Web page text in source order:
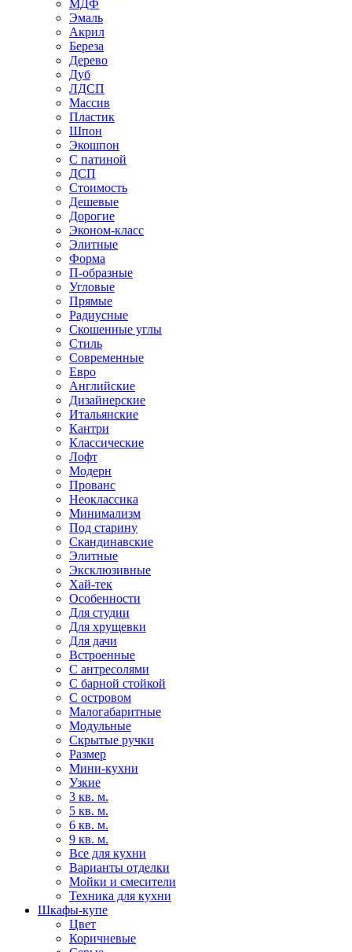
МДФ
Эмаль
Акрил
Береза
Дерево
Дуб
ЛДСП
Массив
Пластик
Шпон
Экошпон
С патиной
ДСП
Стоимость
Дешевые
Дорогие
Эконом-класс
Элитные
Форма
П-образные
Угловые
Прямые
Радиусные
Скошенные углы
Стиль
Современные
Евро
Английские
Дизайнерские
Итальянские
Кантри
Классические
Лофт
Модерн
Прованс
Неоклассика
Минимализм
Под старину
Скандинавские
Элитные
Эксклюзивные
Хай-тек
Особенности
Для студии
Для хрущевки
Для дачи
Встроенные
С антресолями
С барной стойкой
С островом
Малогабаритные
Модульные
Скрытые ручки
Размер
Мини-кухни
Узкие
3 кв. м.
5 кв. м.
6 кв. м.
9 кв. м.
Все для кухни
Варианты отделки
Мойки и смесители
Техника для кухни
Шкафы-купе
Цвет
Коричневые